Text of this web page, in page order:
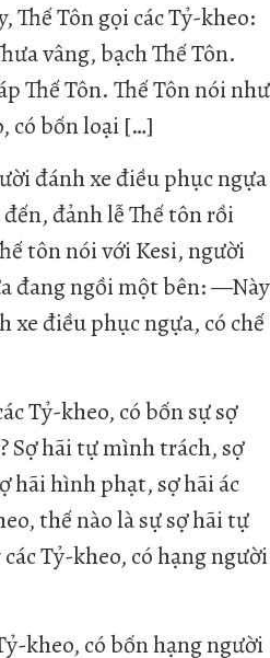
Tôn gọi các Tỷ-kheo:
vâng, bạch Thế Tôn.
Thế Tôn. Thế Tôn nói như
có bốn loại […]
đánh xe điều phục ngựa
đảnh lễ Thế tôn rồi
tôn nói với Kesi, người
đang ngồi một bên: —Này
xe điều phục ngựa, có chế
Tỷ-kheo, có bốn sự sợ
Sợ hãi tự mình trách, sợ
hãi hình phạt, sợ hãi ác
thế nào là sự sợ hãi tự
Tỷ-kheo, có hạng người
kheo, có bốn hạng người